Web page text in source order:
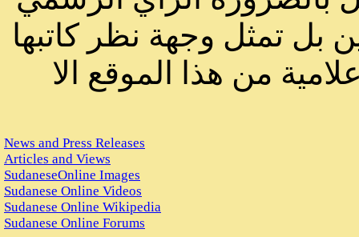
بل تمثل وجهة نظر كاتبها
من هذا الموقع الا
News and Press Releases
Articles and Views
SudaneseOnline Images
Sudanese Online Videos
Sudanese Online Wikipedia
Sudanese Online Forums